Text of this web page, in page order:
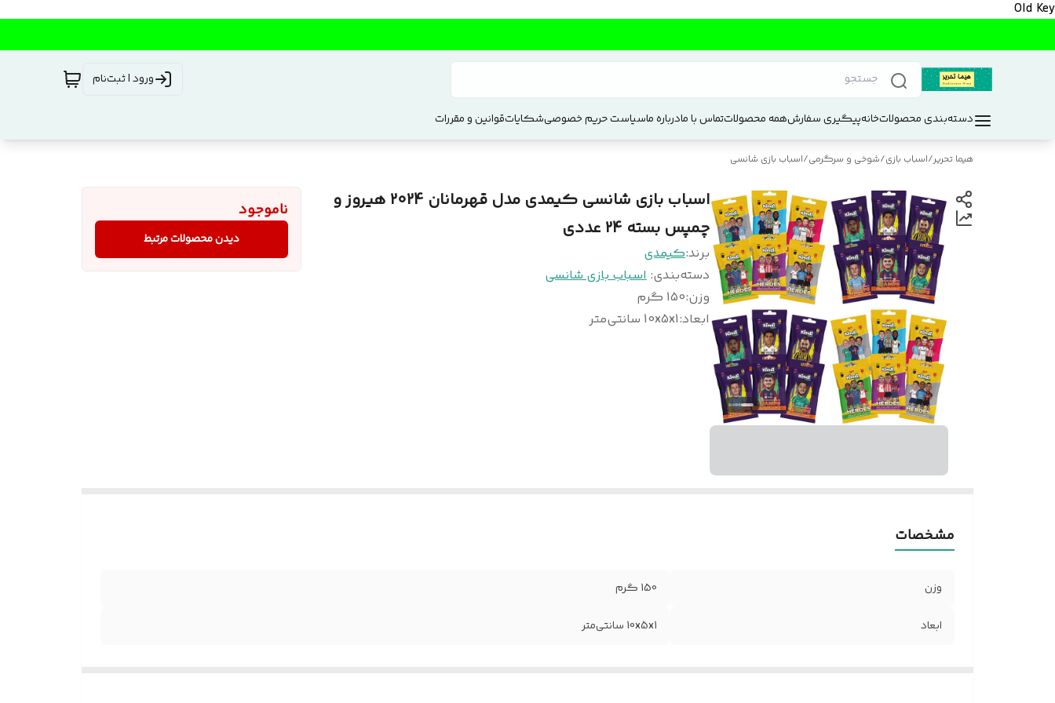
Old Key
ورود | ثبت‌نام
دسته‌بندی محصولاتخانهپیگیری سفارشهمه محصولاتتماس با مادرباره ماسیاست حریم خصوصیشکایاتقوانین و مقررات
هیما تحریر/اسباب بازی/شوخی و سرگرمی/اسباب بازی شانسی
اسباب بازی شانسی کیمدی مدل قهرمانان 2024 هیروز و
چمپس بسته 24 عددی
برند:کیمدی
دسته‌بندی: اسباب بازی شانسی
وزن:150 گرم
ابعاد:10x5x1 سانتی‌متر
ناموجود
دیدن محصولات مرتبط
مشخصات
وزن 150 گرم
ابعاد 10x5x1 سانتی‌متر